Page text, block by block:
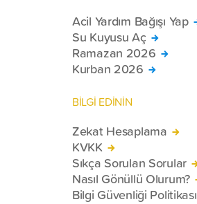
Acil Yardım Bağışı Yap
Su Kuyusu Aç
Ramazan 2026
Kurban 2026
BİLGİ EDİNİN
Zekat Hesaplama
KVKK
Sıkça Sorulan Sorular
Nasıl Gönüllü Olurum?
Bilgi Güvenliği Politikası